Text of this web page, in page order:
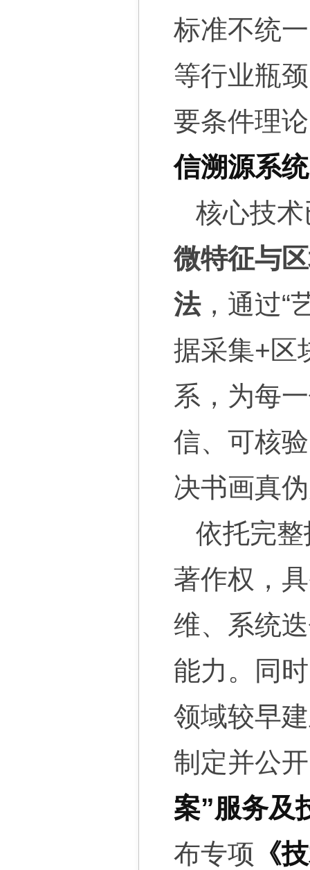
标准不统
等行业瓶
要条件理
信溯源系统
核心技
微特征与
法，通过“
据采集+区
系，为每
信、可核
决书画真
依托完
著作权，
维、系统
能力。同
领域较早
制定并公开
案”服务及
布专项 《